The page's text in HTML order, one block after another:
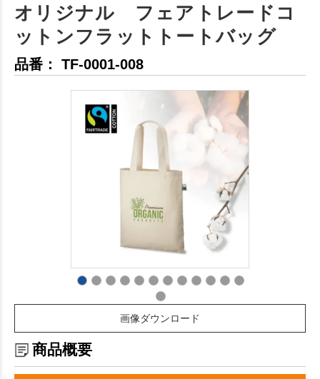
オリジナル フェアトレードコ
ットンフラットトートバッグ
品番： TF-0001-008
画像ダウンロード
商品概要